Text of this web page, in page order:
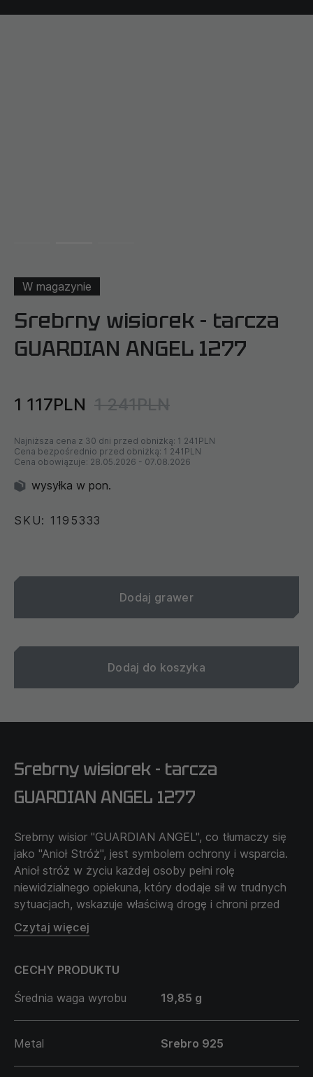
W magazynie
Srebrny wisiorek - tarcza
GUARDIAN ANGEL 1277
1 117PLN 1 241PLN
Najniższa cena z 30 dni przed obniżką: 1 241PLN
Cena bezpośrednio przed obniżką: 1 241PLN
Cena obowiązuje: 28.05.2026 - 07.08.2026
wysyłka w pon.
SKU: 1195333
Dodaj grawer
Dodaj do koszyka
Srebrny wisiorek - tarcza
GUARDIAN ANGEL 1277
Srebrny wisior "GUARDIAN ANGEL", co tłumaczy się
jako "Anioł Stróż", jest symbolem ochrony i wsparcia.
Anioł stróż w życiu każdej osoby pełni rolę
niewidzialnego opiekuna, który dodaje sił w trudnych
sytuacjach, wskazuje właściwą drogę i chroni przed
przeciwnościami losu.
Ten wisior symbolizuje wiarę w niebiańską opiekę i
siłami. Przypomina, że każdy z nas nie jest sam na
swojej życiowej ścieżce i zawsze ma wsparcie z
wyższych sfer.
Łańcuszek sprzedawany jest oddzielnie i nie wchodzi
w cenę produktu.
Czytaj więcej
CECHY PRODUKTU
Średnia waga wyrobu
19,85 g
Metal Srebro 925